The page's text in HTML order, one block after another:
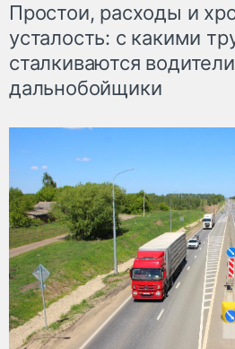
Простои, расходы и
усталость: с какими
сталкиваются
дальнобойщики